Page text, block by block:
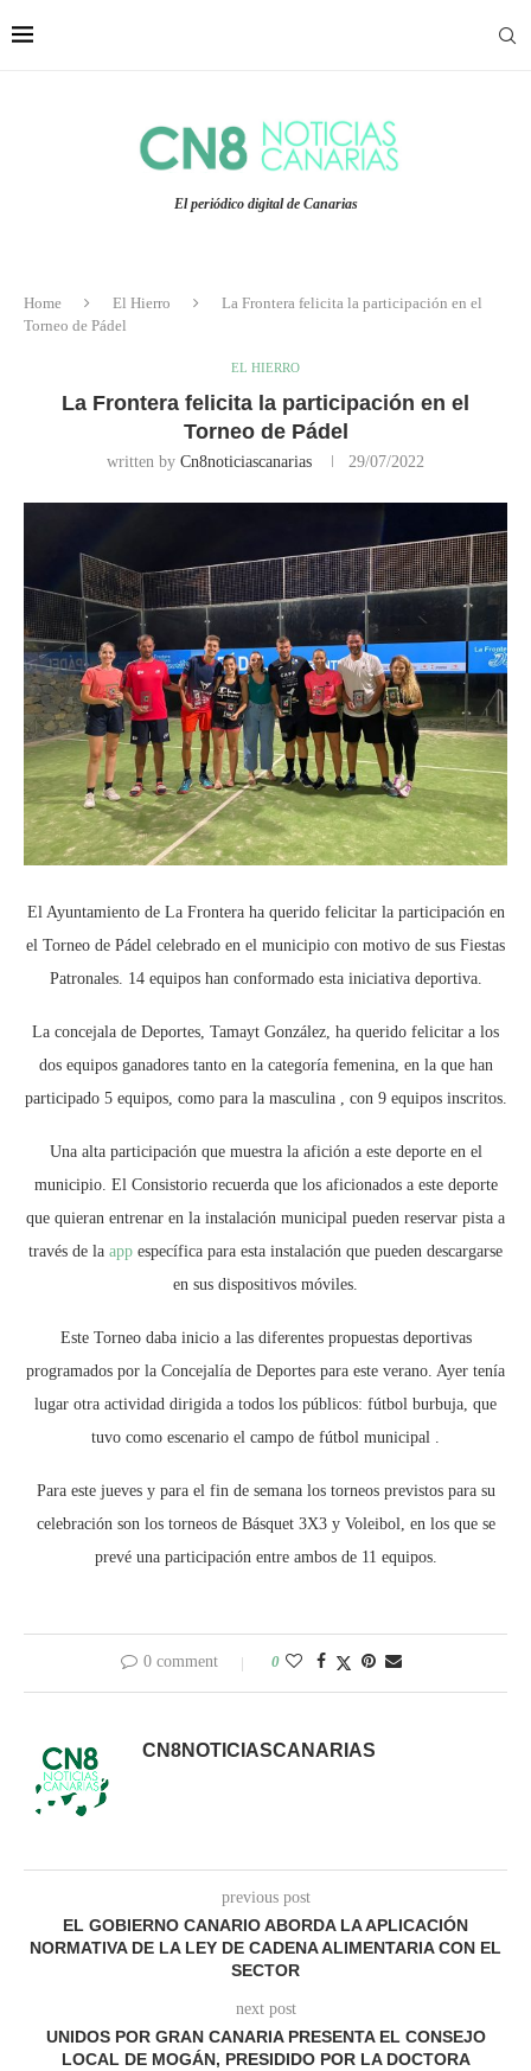
El periódico digital de Canarias
Home El Hierro
La Frontera felicita la participación en el
Torneo de Pádel
EL HIERRO
La Frontera felicita la participación en el
Torneo de Pádel
written by Cn8noticiascanarias 29/07/2022
El Ayuntamiento de La Frontera ha querido felicitar la participación en
el Torneo de Pádel celebrado en el municipio con motivo de sus Fiestas
Patronales. 14 equipos han conformado esta iniciativa deportiva.
La concejala de Deportes, Tamayt González, ha querido felicitar a los
dos equipos ganadores tanto en la categoría femenina, en la que han
participado 5 equipos, como para la masculina , con 9 equipos inscritos.
Una alta participación que muestra la afición a este deporte en el
municipio. El Consistorio recuerda que los aficionados a este deporte
que quieran entrenar en la instalación municipal pueden reservar pista a
través de la app específica para esta instalación que pueden descargarse
en sus dispositivos móviles.
Este Torneo daba inicio a las diferentes propuestas deportivas
programados por la Concejalía de Deportes para este verano. Ayer tenía
lugar otra actividad dirigida a todos los públicos: fútbol burbuja, que
tuvo como escenario el campo de fútbol municipal .
Para este jueves y para el fin de semana los torneos previstos para su
celebración son los torneos de Básquet 3X3 y Voleibol, en los que se
prevé una participación entre ambos de 11 equipos.
0 comment 0
CN8NOTICIASCANARIAS
previous post
EL GOBIERNO CANARIO ABORDA LA APLICACIÓN
NORMATIVA DE LA LEY DE CADENA ALIMENTARIA CON EL
SECTOR
next post
UNIDOS POR GRAN CANARIA PRESENTA EL CONSEJO
LOCAL DE MOGÁN, PRESIDIDO POR LA DOCTORA